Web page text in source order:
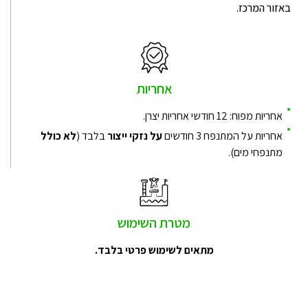
באזור המרכז.
אחריות
אחריות מפוח: 12 חודשי אחריות יצרן.
אחריות על המתנפח 3 חודשים
על נזקי ייצורבלבד (לא כולל
מתנפחי מים).
מטרת השימוש
מתאים לשימוש פרטי בלבד.